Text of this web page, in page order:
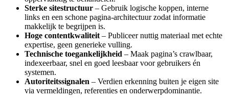
Sterke sitestructuur – Gebruik logische koppen, interne
links en een schone pagina-architectuur zodat informatie
makkelijk te begrijpen is.
Hoge contentkwaliteit – Publiceer nuttig materiaal met echte
expertise, geen generieke vulling.
Technische toegankelijkheid – Maak pagina’s crawlbaar,
indexeerbaar, snel en goed leesbaar voor gebruikers én
systemen.
Autoriteitssignalen – Verdien erkenning buiten je eigen site
via vermeldingen, referenties en onderwerpdominantie.